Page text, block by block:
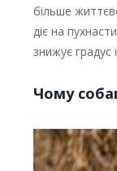
більше
діє на
знижує градус
Чому